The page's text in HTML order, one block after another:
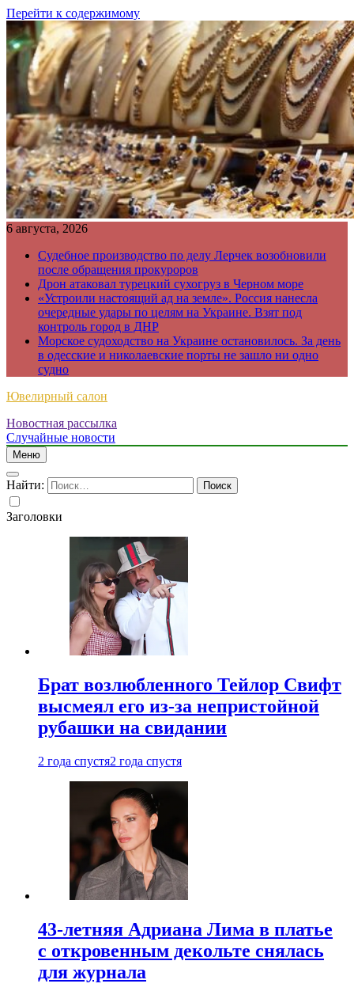
Перейти к содержимому
6 августа, 2026
Судебное производство по делу Лерчек возобновили
после обращения прокуроров
Дрон атаковал турецкий сухогруз в Черном море
«Устроили настоящий ад на земле». Россия нанесла
очередные удары по целям на Украине. Взят под
контроль город в ДНР
Морское судоходство на Украине остановилось. За день
в одесские и николаевские порты не зашло ни одно
судно
Ювелирный салон
Новостная рассылка
Случайные новости
Меню
Найти:
Заголовки
Брат возлюбленного Тейлор Свифт
высмеял его из-за непристойной
рубашки на свидании
2 года спустя2 года спустя
43-летняя Адриана Лима в платье
с откровенным декольте снялась
для журнала